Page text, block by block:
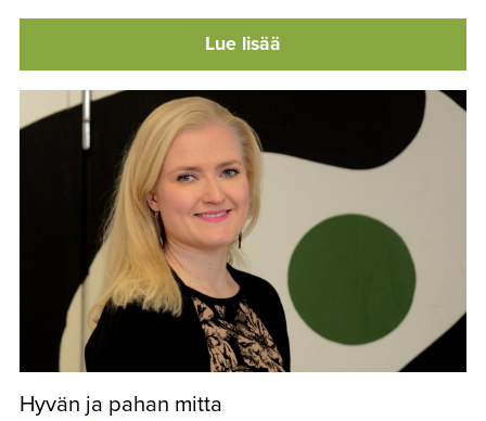
Lue lisää
Hyvän ja pahan mitta